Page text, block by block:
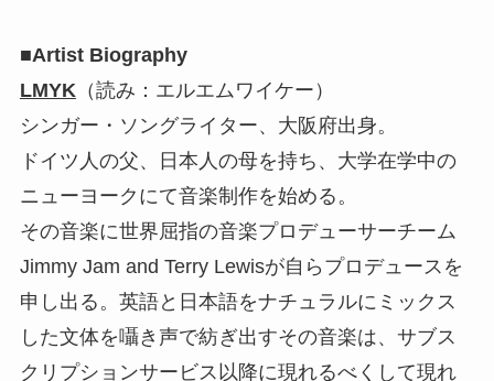
■Artist Biography
LMYK（読み：エルエムワイケー）
シンガー・ソングライター、大阪府出身。
ドイツ人の父、日本人の母を持ち、大学在学中の
ニューヨークにて音楽制作を始める。
その音楽に世界屈指の音楽プロデューサーチーム
Jimmy Jam and Terry Lewisが自らプロデュースを
申し出る。英語と日本語をナチュラルにミックス
した文体を囁き声で紡ぎ出すその音楽は、サブス
クリプションサービス以降に現れるべくして現れ